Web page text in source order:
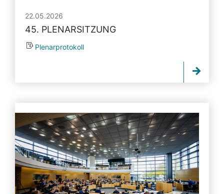
22.05.2026
45. PLENARSITZUNG
Plenarprotokoll